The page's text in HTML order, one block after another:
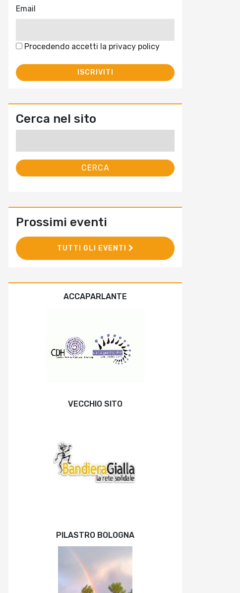
Email
Procedendo accetti la privacy policy
Cerca nel sito
Prossimi eventi
TUTTI GLI EVENTI
ACCAPARLANTE
VECCHIO SITO
PILASTRO BOLOGNA